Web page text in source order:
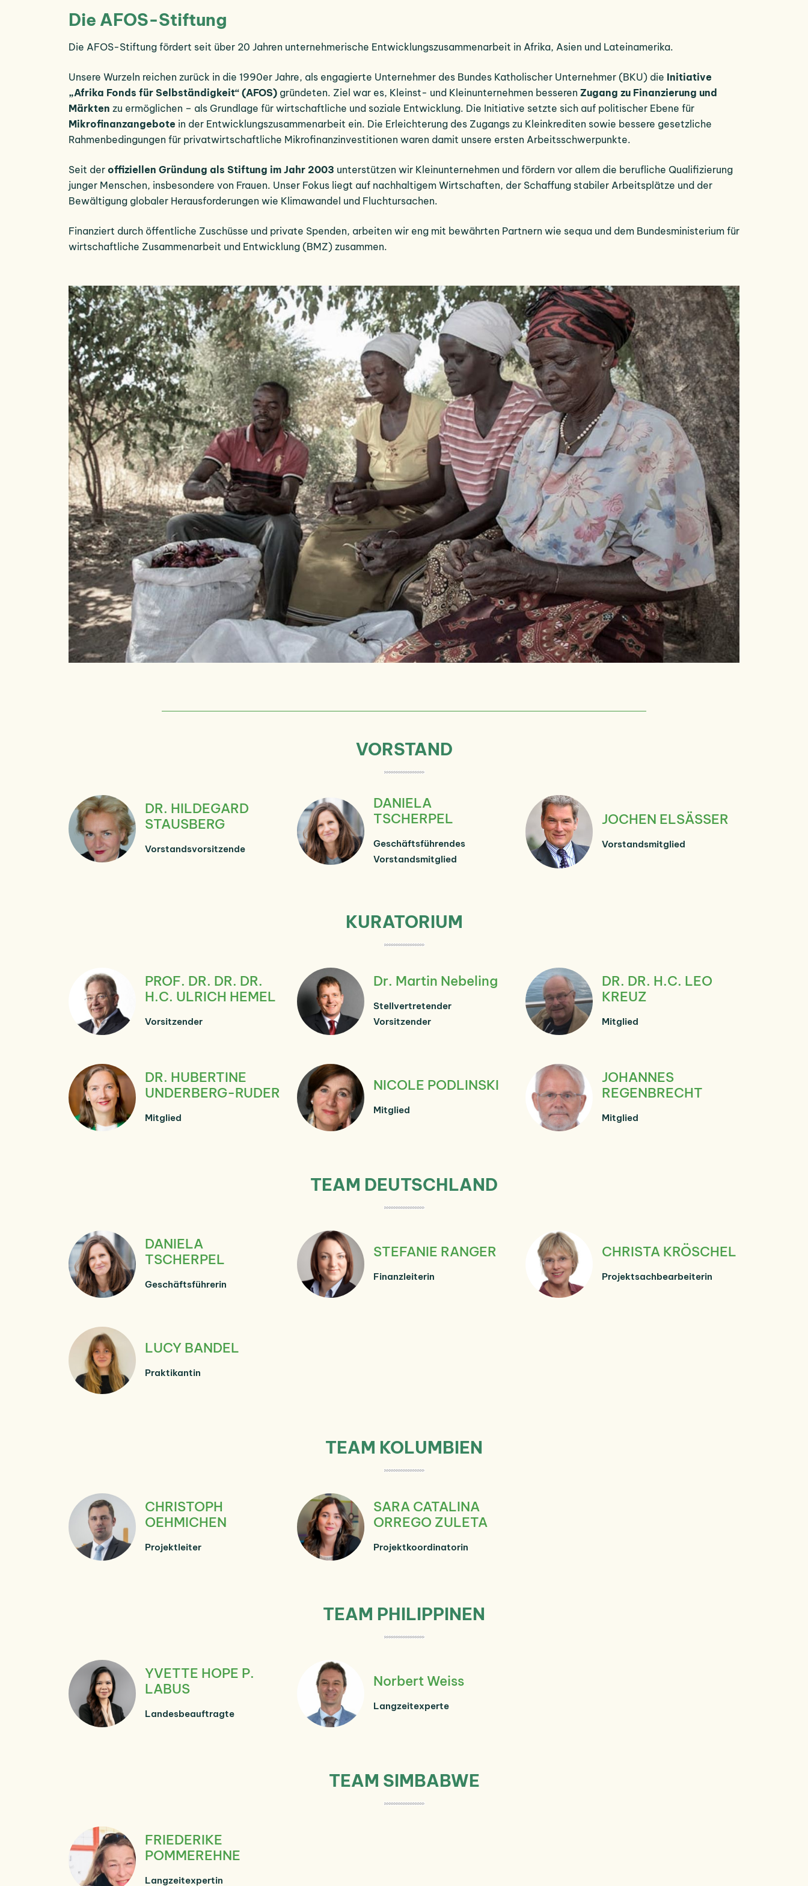
Die AFOS-Stiftung
Die AFOS-Stiftung fördert seit über 20 Jahren unternehmerische Entwicklungszusammenarbeit in Afrika, Asien und Lateinamerika.
Unsere Wurzeln reichen zurück in die 1990er Jahre, als engagierte Unternehmer des Bundes Katholischer Unternehmer (BKU) die Initiative
„Afrika Fonds für Selbständigkeit“ (AFOS) gründeten. Ziel war es, Kleinst- und Kleinunternehmen besseren Zugang zu Finanzierung und
Märkten zu ermöglichen – als Grundlage für wirtschaftliche und soziale Entwicklung. Die Initiative setzte sich auf politischer Ebene für
Mikrofinanzangebote in der Entwicklungszusammenarbeit ein. Die Erleichterung des Zugangs zu Kleinkrediten sowie bessere gesetzliche
Rahmenbedingungen für privatwirtschaftliche Mikrofinanzinvestitionen waren damit unsere ersten Arbeitsschwerpunkte.
Seit der offiziellen Gründung als Stiftung im Jahr 2003 unterstützen wir Kleinunternehmen und fördern vor allem die berufliche Qualifizierung
junger Menschen, insbesondere von Frauen. Unser Fokus liegt auf nachhaltigem Wirtschaften, der Schaffung stabiler Arbeitsplätze und der
Bewältigung globaler Herausforderungen wie Klimawandel und Fluchtursachen.
Finanziert durch öffentliche Zuschüsse und private Spenden, arbeiten wir eng mit bewährten Partnern wie sequa und dem Bundesministerium für
wirtschaftliche Zusammenarbeit und Entwicklung (BMZ) zusammen.
VORSTAND
DR. HILDEGARD
STAUSBERG
Vorstandsvorsitzende
DANIELA
TSCHERPEL
Geschäftsführendes
Vorstandsmitglied
JOCHEN ELSÄSSER
Vorstandsmitglied
KURATORIUM
PROF. DR. DR. DR.
H.C. ULRICH HEMEL
Vorsitzender
Dr. Martin Nebeling
Stellvertretender
Vorsitzender
DR. DR. H.C. LEO
KREUZ
Mitglied
DR. HUBERTINE
UNDERBERG-RUDER
Mitglied
NICOLE PODLINSKI
Mitglied
JOHANNES
REGENBRECHT
Mitglied
TEAM DEUTSCHLAND
DANIELA
TSCHERPEL
Geschäftsführerin
STEFANIE RANGER
Finanzleiterin
CHRISTA KRÖSCHEL
Projektsachbearbeiterin
LUCY BANDEL
Praktikantin
TEAM KOLUMBIEN
CHRISTOPH
OEHMICHEN
Projektleiter
SARA CATALINA
ORREGO ZULETA
Projektkoordinatorin
TEAM PHILIPPINEN
YVETTE HOPE P.
LABUS
Landesbeauftragte
Norbert Weiss
Langzeitexperte
TEAM SIMBABWE
FRIEDERIKE
POMMEREHNE
Langzeitexpertin